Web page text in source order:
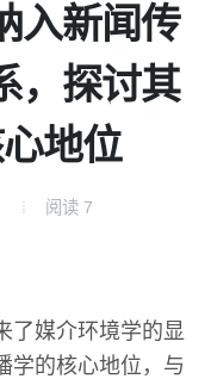
入新闻传
，探讨其
地位
阅读 7
了媒介环境学的显
学的核心地位，与